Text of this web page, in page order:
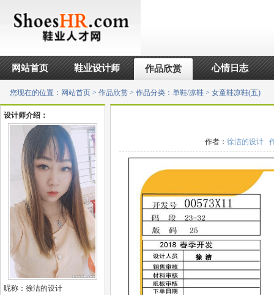
网站首页 鞋业设计师 作品欣赏 心情日志
您现在的位置： 网站首页 > 作品欣赏 > 作品分类：单鞋/凉鞋 > 女童鞋凉鞋(五)
设计师介绍：
昵称：徐洁的设计
作者： 徐洁的设计